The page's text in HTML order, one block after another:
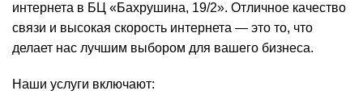
интернета в БЦ «Бахрушина, 19/2». Отличное качество
связи и высокая скорость интернета — это то, что
делает нас лучшим выбором для вашего бизнеса.
Наши услуги включают: